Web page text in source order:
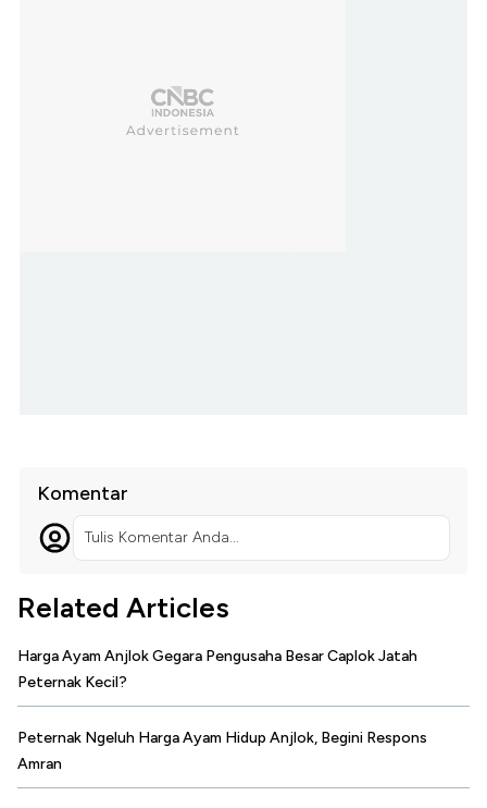
Komentar
Tulis Komentar Anda...
Related Articles
Harga Ayam Anjlok Gegara Pengusaha Besar Caplok Jatah
Peternak Kecil?
Peternak Ngeluh Harga Ayam Hidup Anjlok, Begini Respons
Amran